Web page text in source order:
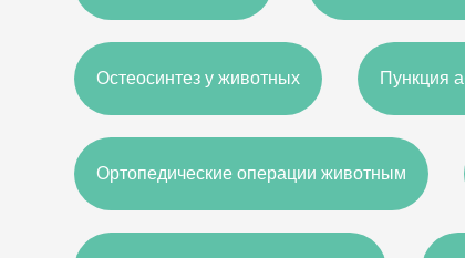
Остеосинтез у животных Пункция
Ортопедические операции животным